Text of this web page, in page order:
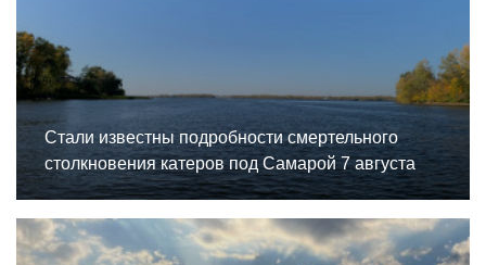
Стали известны подробности смертельного
столкновения катеров под Самарой 7 августа